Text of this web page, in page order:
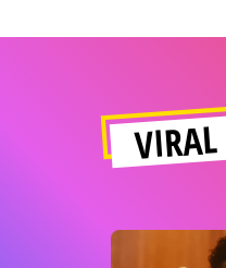
VIRAL